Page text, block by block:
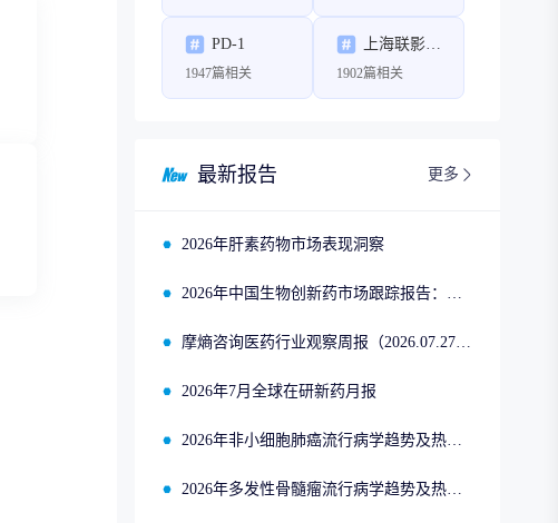
PD-1
1947篇相关
上海联影医疗科技股份有限公司
1902篇相关
最新报告 更多
2026年肝素药物市场表现洞察
2026年中国生物创新药市场跟踪报告：司美格鲁肽2025年四季度市场回顾
摩熵咨询医药行业观察周报（2026.07.27-2026.08.02）
2026年7月全球在研新药月报
2026年非小细胞肺癌流行病学趋势及热门靶点药物市场表现洞察
2026年多发性骨髓瘤流行病学趋势及热门靶点药物市场表现洞察